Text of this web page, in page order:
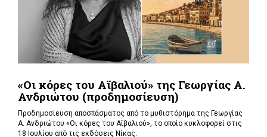
«Οι κόρες του Αϊβαλιού» της Γεωργίας Α.
Ανδριώτου (προδημοσίευση)
Προδημοσίευση αποσπάσματος από το μυθιστόρημα της Γεωργίας
Α. Ανδριώτου «Οι κόρες του Αϊβαλιού», το οποίο κυκλοφορεί στις
18 Ιουλίου από τις εκδόσεις Νίκας.